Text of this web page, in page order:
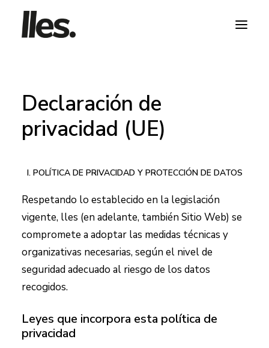
Declaración de
privacidad (UE)
I. POLÍTICA DE PRIVACIDAD Y PROTECCIÓN DE DATOS
Respetando lo establecido en la legislación
vigente, lles (en adelante, también Sitio Web) se
compromete a adoptar las medidas técnicas y
organizativas necesarias, según el nivel de
seguridad adecuado al riesgo de los datos
recogidos.
Leyes que incorpora esta política de
privacidad